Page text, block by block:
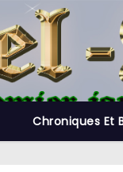
Chroniques Et